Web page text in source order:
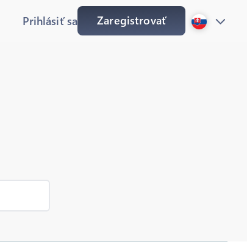
Prihlásiť sa Zaregistrovať